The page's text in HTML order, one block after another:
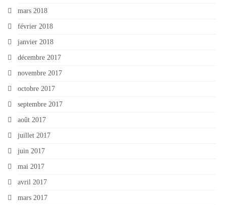
mars 2018
février 2018
janvier 2018
décembre 2017
novembre 2017
octobre 2017
septembre 2017
août 2017
juillet 2017
juin 2017
mai 2017
avril 2017
mars 2017